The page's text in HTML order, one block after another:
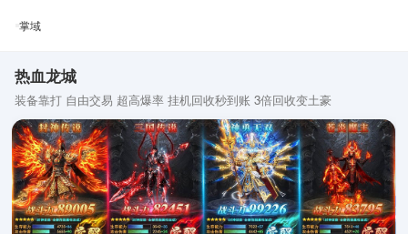
掌域
热血龙城
装备靠打 自由交易 超高爆率 挂机回收秒到账 3倍回收变土豪